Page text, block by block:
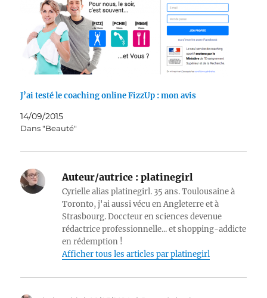
J’ai testé le coaching online FizzUp : mon avis
14/09/2015
Dans "Beauté"
Auteur/autrice : platinegirl
Cyrielle alias platinegirl. 35 ans. Toulousaine à
Toronto, j'ai aussi vécu en Angleterre et à
Strasbourg. Doccteur en sciences devenue
rédactrice professionnelle... et shopping-addicte
en rédemption !
Afficher tous les articles par platinegirl